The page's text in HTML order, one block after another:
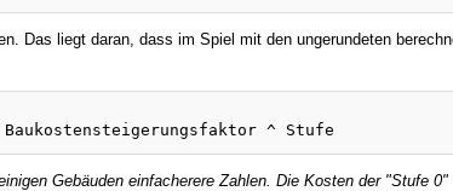
Das liegt daran, dass im Spiel mit den ungerundeten
Gebäuden einfacherere Zahlen. Die Kosten der "Stufe